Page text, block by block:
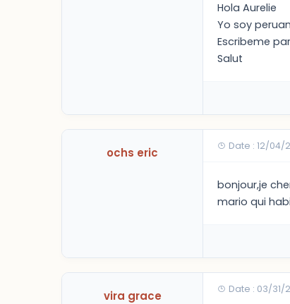
Hola Aurelie
Yo soy
Escribeme
Salut
ochs eric Date : 12/04/
bonjour,je
mario qui
vira grace Date : 03/31/